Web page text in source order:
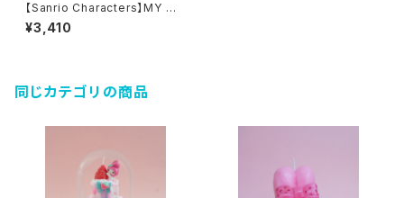
【Sanrio Characters】MY ME
LODY Cup Candle
¥3,410
同じカテゴリの商品